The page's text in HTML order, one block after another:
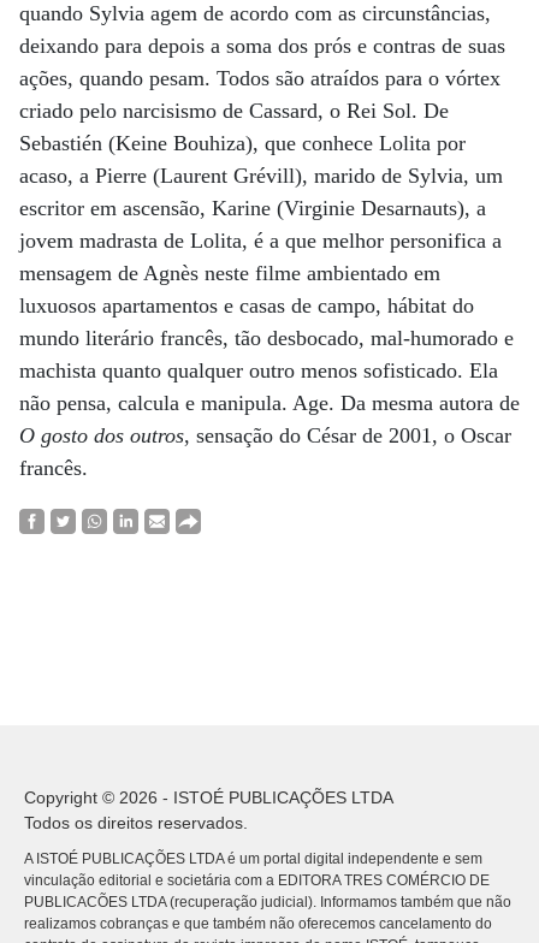
quando Sylvia agem de acordo com as circunstâncias,
deixando para depois a soma dos prós e contras de suas
ações, quando pesam. Todos são atraídos para o vórtex
criado pelo narcisismo de Cassard, o Rei Sol. De
Sebastién (Keine Bouhiza), que conhece Lolita por
acaso, a Pierre (Laurent Grévill), marido de Sylvia, um
escritor em ascensão, Karine (Virginie Desarnauts), a
jovem madrasta de Lolita, é a que melhor personifica a
mensagem de Agnès neste filme ambientado em
luxuosos apartamentos e casas de campo, hábitat do
mundo literário francês, tão desbocado, mal-humorado e
machista quanto qualquer outro menos sofisticado. Ela
não pensa, calcula e manipula. Age. Da mesma autora de
O gosto dos outros, sensação do César de 2001, o Oscar
francês.
Copyright © 2026 - ISTOÉ PUBLICAÇÕES LTDA
Todos os direitos reservados.
A ISTOÉ PUBLICAÇÕES LTDA é um portal digital independente e sem
vinculação editorial e societária com a EDITORA TRES COMÉRCIO DE
PUBLICACÕES LTDA (recuperação judicial). Informamos também que não
realizamos cobranças e que também não oferecemos cancelamento do